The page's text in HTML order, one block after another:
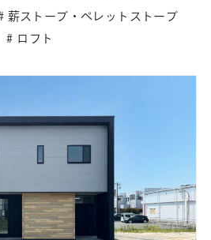
薪ストーブ・ペレットストーブ
ロフト